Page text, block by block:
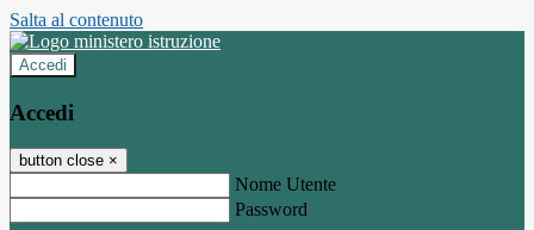
Salta al contenuto
Accedi
Accedi
button close ×
Nome Utente
Password